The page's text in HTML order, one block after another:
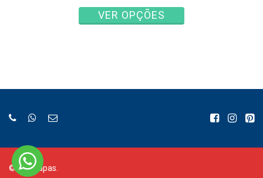
VER OPÇÕES
produto
podem
© Bia Mapas.